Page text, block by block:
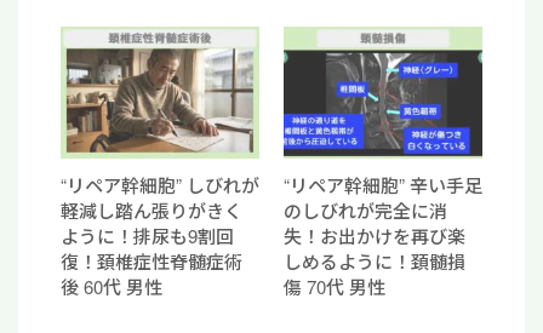
“リペア幹細胞” しびれが
軽減し踏ん張りがきく
ように！排尿も9割回
復！頚椎症性脊髄症術
後 60代 男性
“リペア幹細胞” 辛い手足
のしびれが完全に消
失！お出かけを再び楽
しめるように！頚髄損
傷 70代 男性